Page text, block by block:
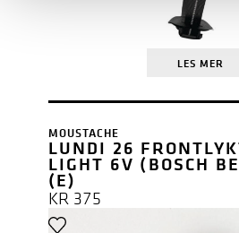
LES MER
MOUSTACHE
LUNDI 26
LIGHT 6V (BOSCH
(E)
KR375